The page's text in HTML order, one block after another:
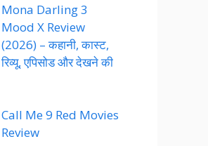
Mona Darling 3
Mood X Review
(2026) – कहानी, कास्ट,
रिव्यू, एपिसोड और देखने की
Call Me 9 Red Movies
Review